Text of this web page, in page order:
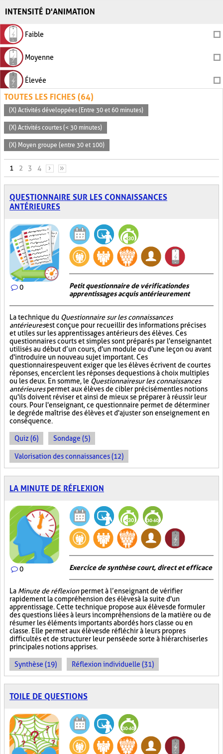
INTENSITÉ D'ANIMATION
Faible
Moyenne
Élevée
TOUTES LES FICHES (64)
(X) Activités développées (Entre 30 et 60 minutes)
(X) Activités courtes (< 30 minutes)
(X) Moyen groupe (entre 30 et 100)
PAGES
1 2 3 4 › »
QUESTIONNAIRE SUR LES CONNAISSANCES
ANTÉRIEURES
0
Petit questionnaire de vérification des
apprentissages acquis antérieurement
La technique du Questionnaire sur les connaissances
antérieuresest conçue pour recueillir des informations précises
et utiles sur les apprentissages antérieurs des élèves. Ces
questionnaires courts et simples sont préparés par l'enseignant et
utilisés au début d’un cours, d'un module ou d'une leçon ou avant
d'introduire un nouveau sujet important. Ces
questionnaires peuvent exiger que les élèves écrivent de courtes
réponses, encerclent les réponses de questions à choix multiples
ou les deux. En somme, le Questionnaire sur les connaissances
antérieurespermet aux élèves de cibler précisément les notions
qu'ils doivent réviser et ainsi de mieux se préparer à réussir leur
cours. Pour l'enseignant, ce questionnaire permet de déterminer
le degré de maîtrise des élèves et d'ajuster son enseignement en
conséquence.
Quiz (6) Sondage (5)
Valorisation des connaissances (12)
LA MINUTE DE RÉFLEXION
0 Exercice de synthèse court, direct et efficace
La Minute de réflexionpermet à l’enseignant de vérifier
rapidement la compréhension des élèves à la suite d'un
apprentissage. Cette technique propose aux élèves de formuler
des questions liées à leurs incompréhensions de la matière ou de
résumer les éléments importants abordés hors classe ou en
classe. Elle permet aux élèves de réfléchir à leurs propres
difficultés et de structurer leur pensée de sorte à hiérarchiser les
principales notions apprises.
Synthèse (19) Réflexion individuelle (31)
TOILE DE QUESTIONS